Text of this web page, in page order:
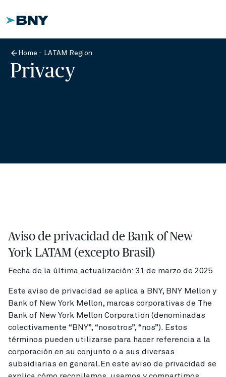
Home - LATAM Region
Privacy
Aviso de privacidad de Bank of New
York LATAM (excepto Brasil)
Fecha de la última actualización: 31 de marzo de 2025
Este aviso de privacidad se aplica a BNY, BNY Mellon y
Bank of New York Mellon, marcas corporativas de The
Bank of New York Mellon Corporation (denominadas
colectivamente “BNY”, “nosotros”, “nos”). Estos
términos pueden utilizarse para hacer referencia a la
corporación en su conjunto o a sus diversas
subsidiarias en general.En este aviso de privacidad se